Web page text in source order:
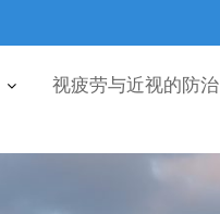
视疲劳与近视的防治